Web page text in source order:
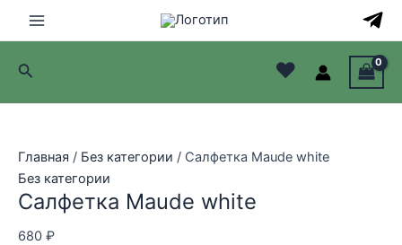
Main
Menu
Поиск ♥
Главная / Без категории / Салфетка Maude white
Без категории
Салфетка Maude white
680 ₽